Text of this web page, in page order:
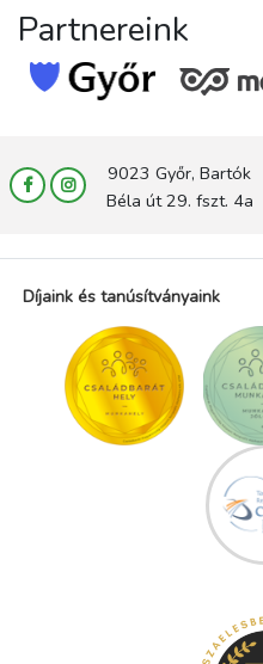
Partnereink
9023 Győr, Bartók
Béla út 29. fszt. 4a
Díjaink és tanúsítványaink